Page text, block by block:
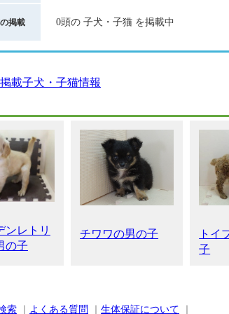
掲載 0頭の 子犬・子猫 を掲載中
載子犬・子猫情報
ンレトリ
の子
チワワの男の子
トイ
子
索 よくある質問 生体保証について